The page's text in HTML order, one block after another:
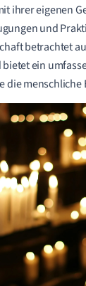
ihrer eigenen
und
betrachtet
ein
die menschliche